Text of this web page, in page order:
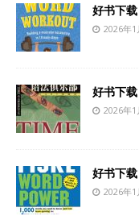
好书下
2026年1
好书下
2026年1
好书下
2026年1